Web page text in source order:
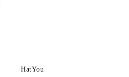
HatYou